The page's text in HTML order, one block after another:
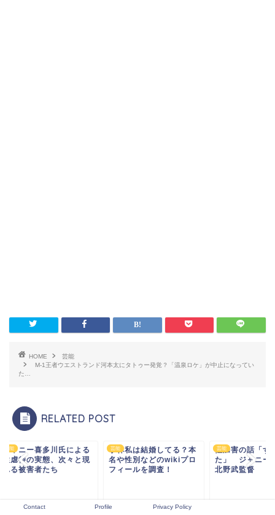
HOME
芸能
M-1王者ウエストランド河本太にタトゥー発覚？「温泉ロケ」が中止になってい
た…
RELATED POST
ニー喜多川氏による
待の実態、次々と現
被害者たち
小林私は結婚してる？本
名や性別などのwikiプロ
フィールを調査！
性加害の話「ずっと
た」 ジャニーズ問
北野武監督
Contact Profile Privacy Policy